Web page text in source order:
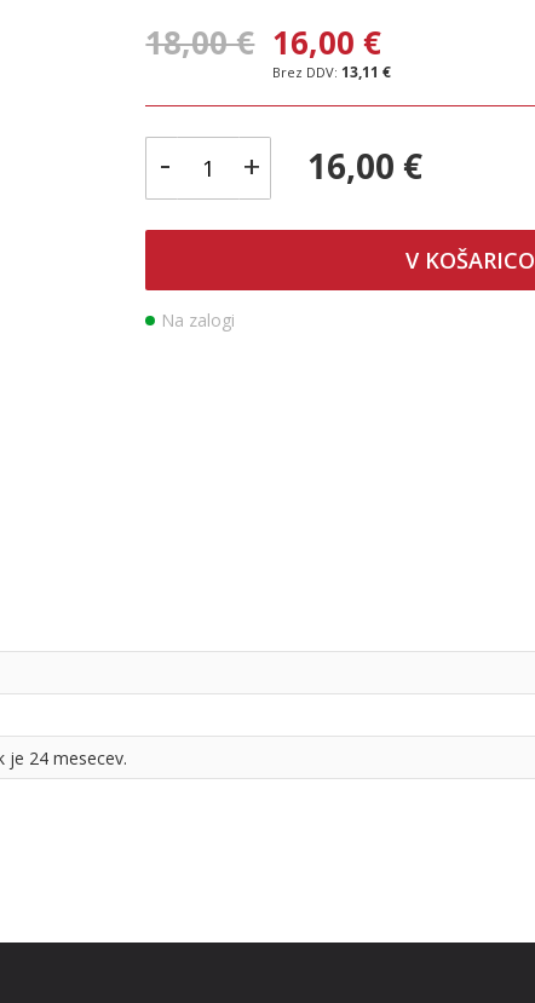
18,00 € 16,00 €
13,11 €
- + 16,00 €
V KOŠARICO
Na zalogi
je 24 mesecev.